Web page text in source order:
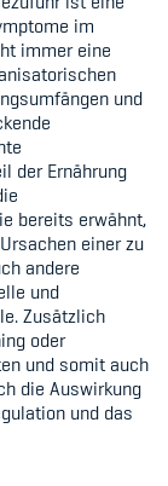
im
immer eine
und
der Ernährung
bereits erwähnt,
einer zu
andere
und
Zusätzlich
oder
und somit auch
die Auswirkung
und das